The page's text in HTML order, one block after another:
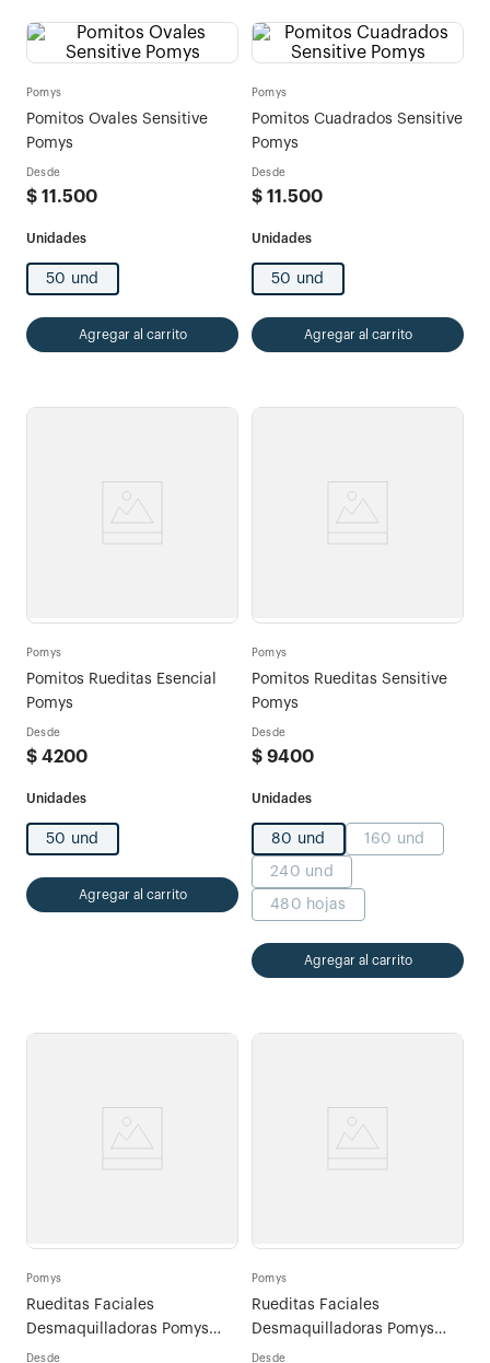
Pomys
Pomitos Ovales Sensitive
Pomys
Desde
$ 11 .500
50 und
Agregar al carrito
Pomys
Pomitos Cuadrados Sensitive
Pomys
Desde
$ 11 .500
50 und
Agregar al carrito
Pomys
Pomitos Rueditas Esencial
Pomys
Desde
$ 4200
50 und
Agregar al carrito
Pomys
Pomitos Rueditas Sensitive
Pomys
Desde
$ 9400
80 und 160 und
240 und
480 hojas
Agregar al carrito
Pomys
Rueditas Faciales
Desmaquilladoras Pomys
Sensitive
Desde
Pomys
Rueditas Faciales
Desmaquilladoras Pomys
Original
Desde